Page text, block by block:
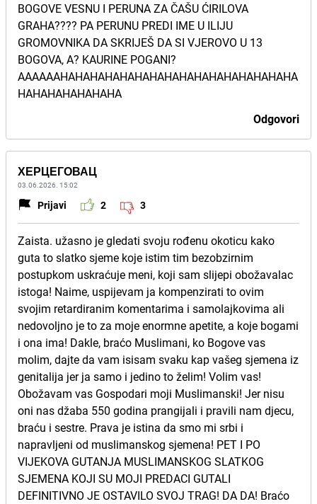
BOGOVE VESNU I PERUNA ZA ČAŠU ĆIRILOVA
GRAHA???? PA PERUNU PREDI IME U ILIJU
GROMOVNIKA DA SKRIJEŠ DA SI VJEROVO U 13
BOGOVA, A? KAURINE POGANI?
AAAAAAHAHAHAHAHAHAHAHAHAHAHAHAHAHAHAHA
HAHAHAHAHAHAHA
Odgovori
ХЕРЦЕГОВАЦ
03.06.2026. 15:02
Prijavi 2 3
Zaista. užasno je gledati svoju rođenu okoticu kako
guta to slatko sjeme koje istim tim bezobzirnim
postupkom uskraćuje meni, koji sam slijepi obožavalac
istoga! Naime, uspijevam ja kompenzirati to ovim
svojim retardiranim komentarima i samolajkovima ali
nedovoljno je to za moje enormne apetite, a koje bogami
i ona ima! Dakle, braćo Muslimani, ko Bogove vas
molim, dajte da vam isisam svaku kap vašeg sjemena iz
genitalija jer ja samo i jedino to želim! Volim vas!
Obožavam vas Gospodari moji Muslimanski! Jer nisu
oni nas džaba 550 godina prangijali i pravili nam djecu,
braću i sestre. Prava je istina da smo mi srbi i
napravljeni od muslimanskog sjemena! PET I PO
VIJEKOVA GUTANJA MUSLIMANSKOG SLATKOG
SJEMENA KOJI SU MOJI PREDACI GUTALI
DEFINITIVNO JE OSTAVILO SVOJ TRAG! DA DA! Braćo